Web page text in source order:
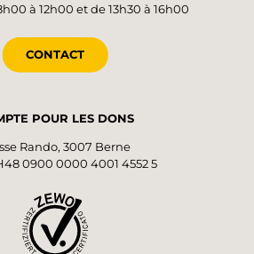
à 12h00 et de 13h30 à 16h00
CONTACT
POUR LES DONS
Rando, 3007 Berne
0900 0000 4001 4552 5